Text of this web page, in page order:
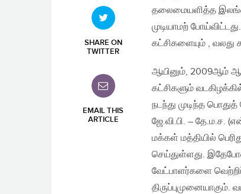
SHARE ON
TWITTER
EMAIL THIS
ARTICLE
தலைமையளித்த
முடியாமற்
கட்சிகளையும் , வலது
ஆயினும், 2009ஆம்
கட்சிகளும்
நடந்து முடிந்த
ஜே.வி.பி. – தே.ம.ச.
மக்கள் மத்தியில்
செய்துள்ளது.
வேட்பாளர்களை